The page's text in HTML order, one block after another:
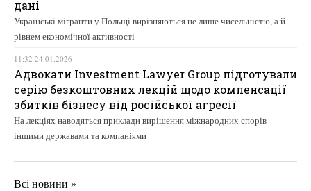
дані
Українські мігранти у Польщі вирізняються не лише чисельністю, а й
рівнем економічної активності
11:32 24.01.2026
Адвокати Investment Lawyer Group підготували
серію безкоштовних лекцій щодо компенсації
збитків бізнесу від російської агресії
На лекціях наводяться приклади вирішення міжнародних спорів
іншими державами та компаніями
Всі новини »